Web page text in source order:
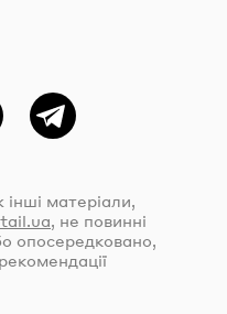
Telegram
матеріали,
, не повинні
опосередковано,